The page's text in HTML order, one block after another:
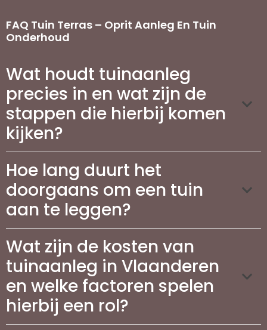
FAQ Tuin Terras – Oprit Aanleg En Tuin
Onderhoud
Wat houdt tuinaanleg
precies in en wat zijn de
stappen die hierbij komen
kijken?
Hoe lang duurt het
doorgaans om een tuin
aan te leggen?
Wat zijn de kosten van
tuinaanleg in Vlaanderen
en welke factoren spelen
hierbij een rol?